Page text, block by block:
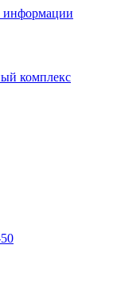
информации
комплекс